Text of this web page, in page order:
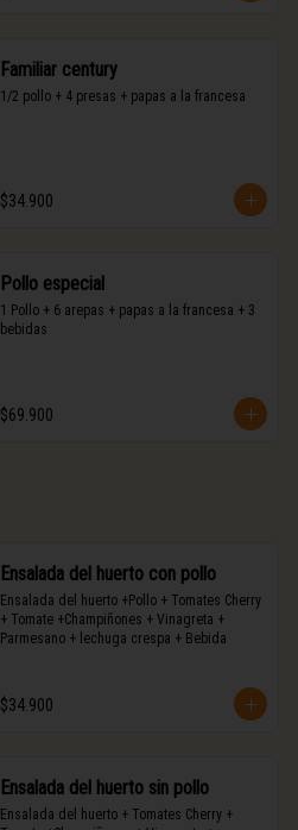
Familiar century
1/2 pollo + 4 presas + papas a la francesa
$34.900
Pollo especial
1 Pollo + 6 arepas + papas a la francesa + 3
bebidas
$69.900
Ensalada del huerto con pollo
Ensalada del huerto +Pollo + Tomates Cherry
+ Tomate +Champiñones + Vinagreta +
Parmesano + lechuga crespa + Bebida
$34.900
Ensalada del huerto sin pollo
Ensalada del huerto + Tomates Cherry +